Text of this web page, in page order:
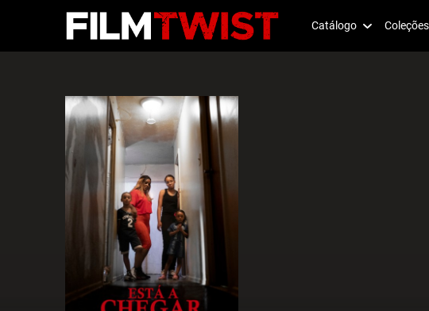
Catálogo Coleções